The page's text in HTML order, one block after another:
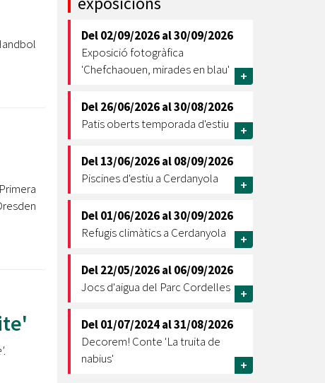
Ètica i Integritat
Retiment de Comptes
Dades Obertes
Catàleg de Serveis i Tràmits
Entitats
Equipaments
Mercats Municipals
Webs Municipals
.
Del02/09/2026al30/09/2026
Exposició fotogràfica
'Chefchaouen, mirades en blau'
+
Del26/06/2026al30/08/2026
Patis oberts temporada d'estiu
+
Del13/06/2026al08/09/2026
Piscines d'estiu a Cerdanyola
+
Del01/06/2026al30/09/2026
Refugis climàtics a Cerdanyola
+
Del22/05/2026al06/09/2026
Jocs d'aigua del Parc Cordelles
+
Del01/07/2024al31/08/2026
Decorem! Conte 'La truita de
nabius'
+